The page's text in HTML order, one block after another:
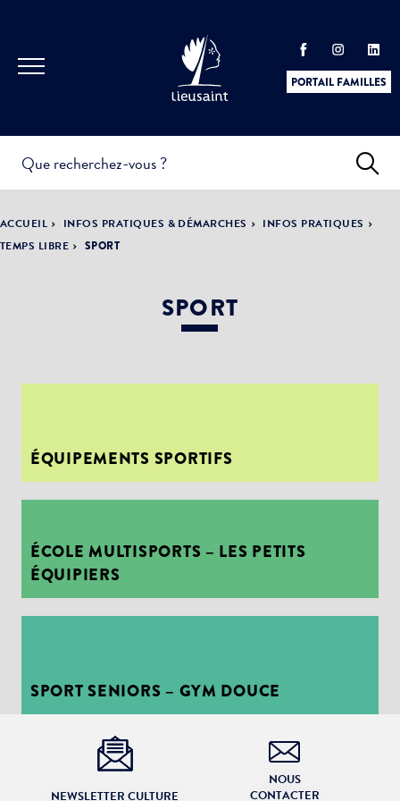
PORTAIL FAMILLES
DÉMARCHES
ÉVÈNEMENTS
DÉMOCRATIE
PARTICIPATIVE
ACCUEIL INFOS PRATIQUES & DÉMARCHES
INFOS PRATIQUES
TEMPS LIBRE
SPORT
SPORT
ÉQUIPEMENTS SPORTIFS
ÉCOLE MULTISPORTS – LES PETITS
ÉQUIPIERS
SPORT SENIORS – GYM DOUCE
NEWSLETTER CULTURE
NOUS
CONTACTER
Newsletter Culture